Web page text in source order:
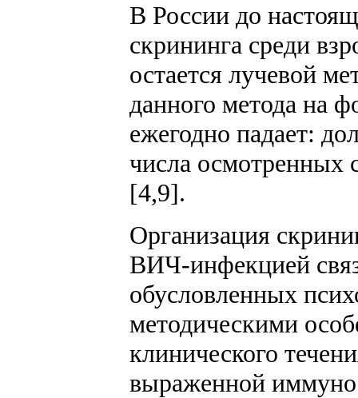
В России до
скрининга среди
остается лучевой
данного метода на
ежегодно падает:
числа осмотренных
[4,9].
Организация
ВИЧ-инфекцией
обусловленных
методическими
клинического
выраженной